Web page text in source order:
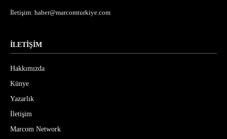
İletişim: haber@marcomturkiye.com
İLETİŞİM
Hakkımızda
Künye
Yazarlık
İletişim
Marcom Network